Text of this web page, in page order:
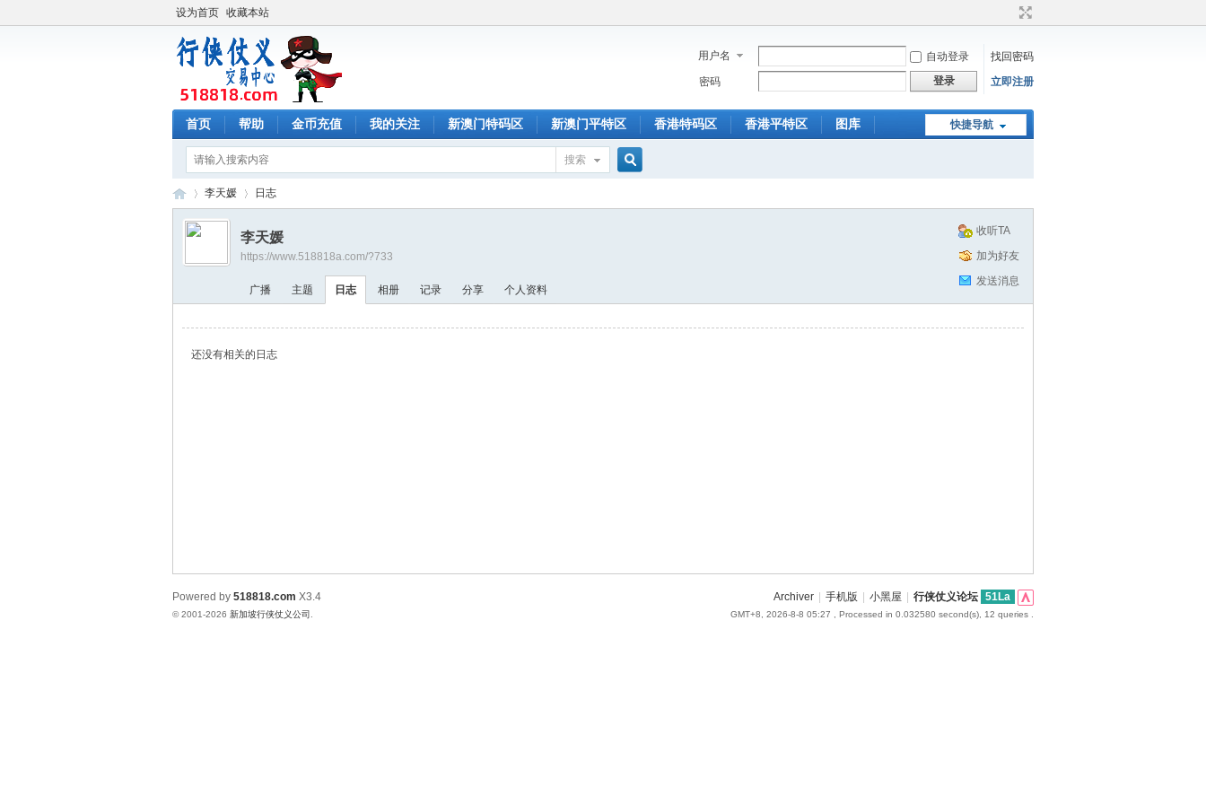
设为首页 收藏本站
用户名 自动登录
找回密码
密码
登录 立即注册
快捷导航
首页 帮助 金币充值 我的关注 新澳门特码区 新澳门平特区 香港特码区 香港平特区 图库
搜索
›
李天媛 日志
收听TA
加为好友
发送消息
李天媛
https://www.518818a.com/?733
广播 主题 日志 相册 记录 分享 个人资料
还没有相关的日志
Archiver 手机版 小黑屋 行侠仗义论坛 51La
GMT+8, 2026-8-8 05:27 , Processed in 0.032580 second(s), 12 queries .
Powered by 518818.com X3.4
© 2001-2026 新加坡行侠仗义公司